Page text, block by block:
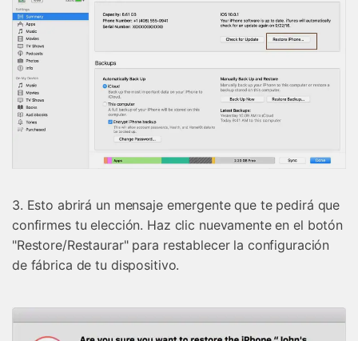
3. Esto abrirá un mensaje emergente que te pedirá que
confirmes tu elección. Haz clic nuevamente en el botón
"Restore/Restaurar" para restablecer la configuración
de fábrica de tu dispositivo.